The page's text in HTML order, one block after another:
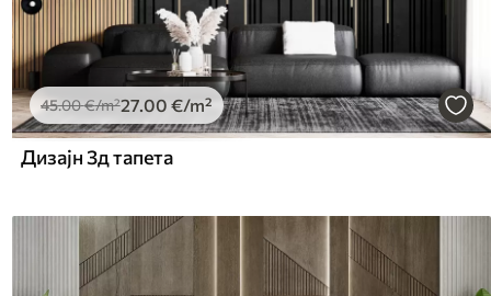
45.00€/m²27.00 €/m²
Дизајн 3д тапета